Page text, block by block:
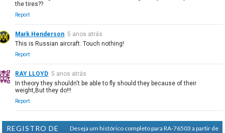
the tires??
Report
Mark Henderson 5 anos atrás
This is Russian aircraft. Touch nothing!
Report
RAY LLOYD 5 anos atrás
In theory they shouldn't be able to fly should they because of their
weight,But they do!!!
Report
REGISTRO DE
Deseja um histórico completo para RA-76503 a partir de